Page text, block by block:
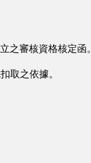
審核資格核定函。
取之依據。